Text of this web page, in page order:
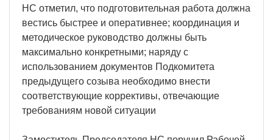
НС отметил, что подготовительная работа должна
вестись быстрее и оперативнее; координация и
методическое руководство должны быть
максимально конкретными; наряду с
использованием документов Подкомитета
предыдущего созыва необходимо внести
соответствующие коррективы, отвечающие
требованиям новой ситуации